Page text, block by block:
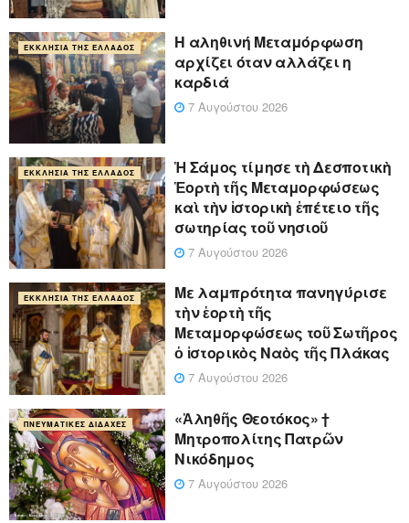
ΕΚΚΛΗΣΊΑ ΤΗΣ ΕΛΛΆΔΟΣ
Η αληθινή Μεταμόρφωση
αρχίζει όταν αλλάζει η
καρδιά
7 Αυγούστου 2026
ΕΚΚΛΗΣΊΑ ΤΗΣ ΕΛΛΆΔΟΣ
Ἡ Σάμος τίμησε τὴ Δεσποτικὴ
Ἑορτὴ τῆς Μεταμορφώσεως
καὶ τὴν ἱστορικὴ ἐπέτειο τῆς
σωτηρίας τοῦ νησιοῦ
7 Αυγούστου 2026
ΕΚΚΛΗΣΊΑ ΤΗΣ ΕΛΛΆΔΟΣ
Με λαμπρότητα πανηγύρισε
τὴν ἑορτὴ τῆς
Μεταμορφώσεως τοῦ Σωτῆρος
ὁ ἱστορικὸς Ναὸς τῆς Πλάκας
7 Αυγούστου 2026
ΠΝΕΥΜΑΤΙΚΈΣ ΔΙΔΑΧΈΣ
«Ἀληθῆς Θεοτόκος» †
Μητροπολίτης Πατρῶν
Νικόδημος
7 Αυγούστου 2026